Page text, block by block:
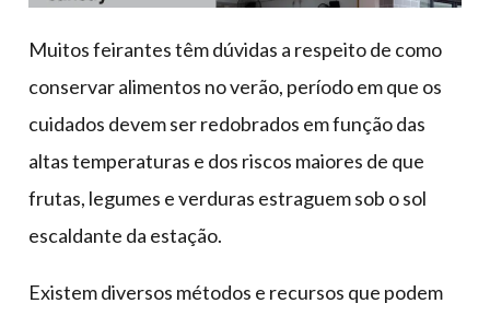
calçados,
epi's
multiúso
Muitos feirantes têm dúvidas a respeito de como
conservar alimentos no verão, período em que os
cuidados devem ser redobrados em função das
altas temperaturas e dos riscos maiores de que
frutas, legumes e verduras estraguem sob o sol
escaldante da estação.
Existem diversos métodos e recursos que podem